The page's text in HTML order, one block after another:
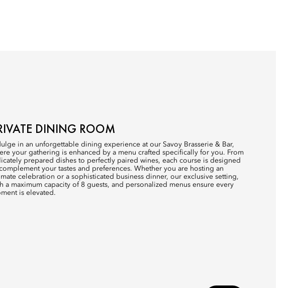
DINING ROOM
in an unforgettable dining experience at our Savoy Brasserie & Bar,
your gathering is enhanced by a menu crafted specifically for you. From
prepared dishes to perfectly paired wines, each course is designed
your tastes and preferences. Whether you are hosting an
celebration or a sophisticated business dinner, our exclusive setting,
a maximum capacity of 8 guests, and personalized menus ensure every
is elevated.